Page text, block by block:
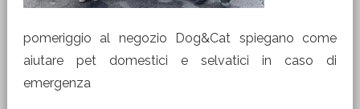
pomeriggio al negozio Dog&Cat spiegano come
aiutare pet domestici e selvatici in caso di
emergenza